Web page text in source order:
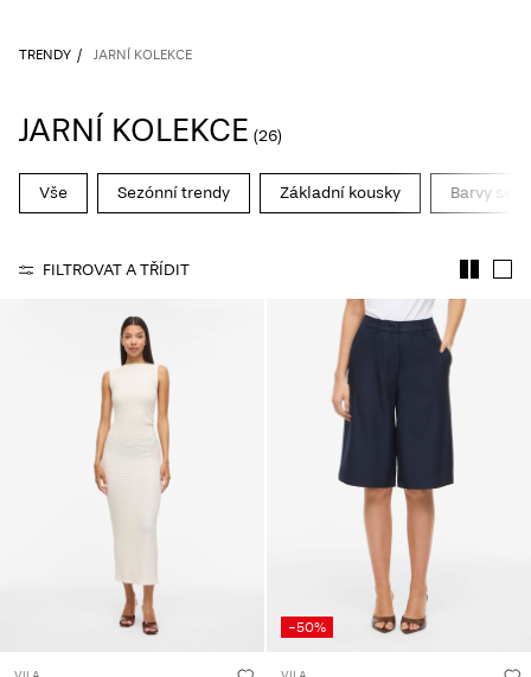
TRENDY JARNÍ KOLEKCE
JARNÍ KOLEKCE (26)
Vše Sezónní trendy Základní kousky Barvy
FILTROVAT A TŘÍDIT
-50%